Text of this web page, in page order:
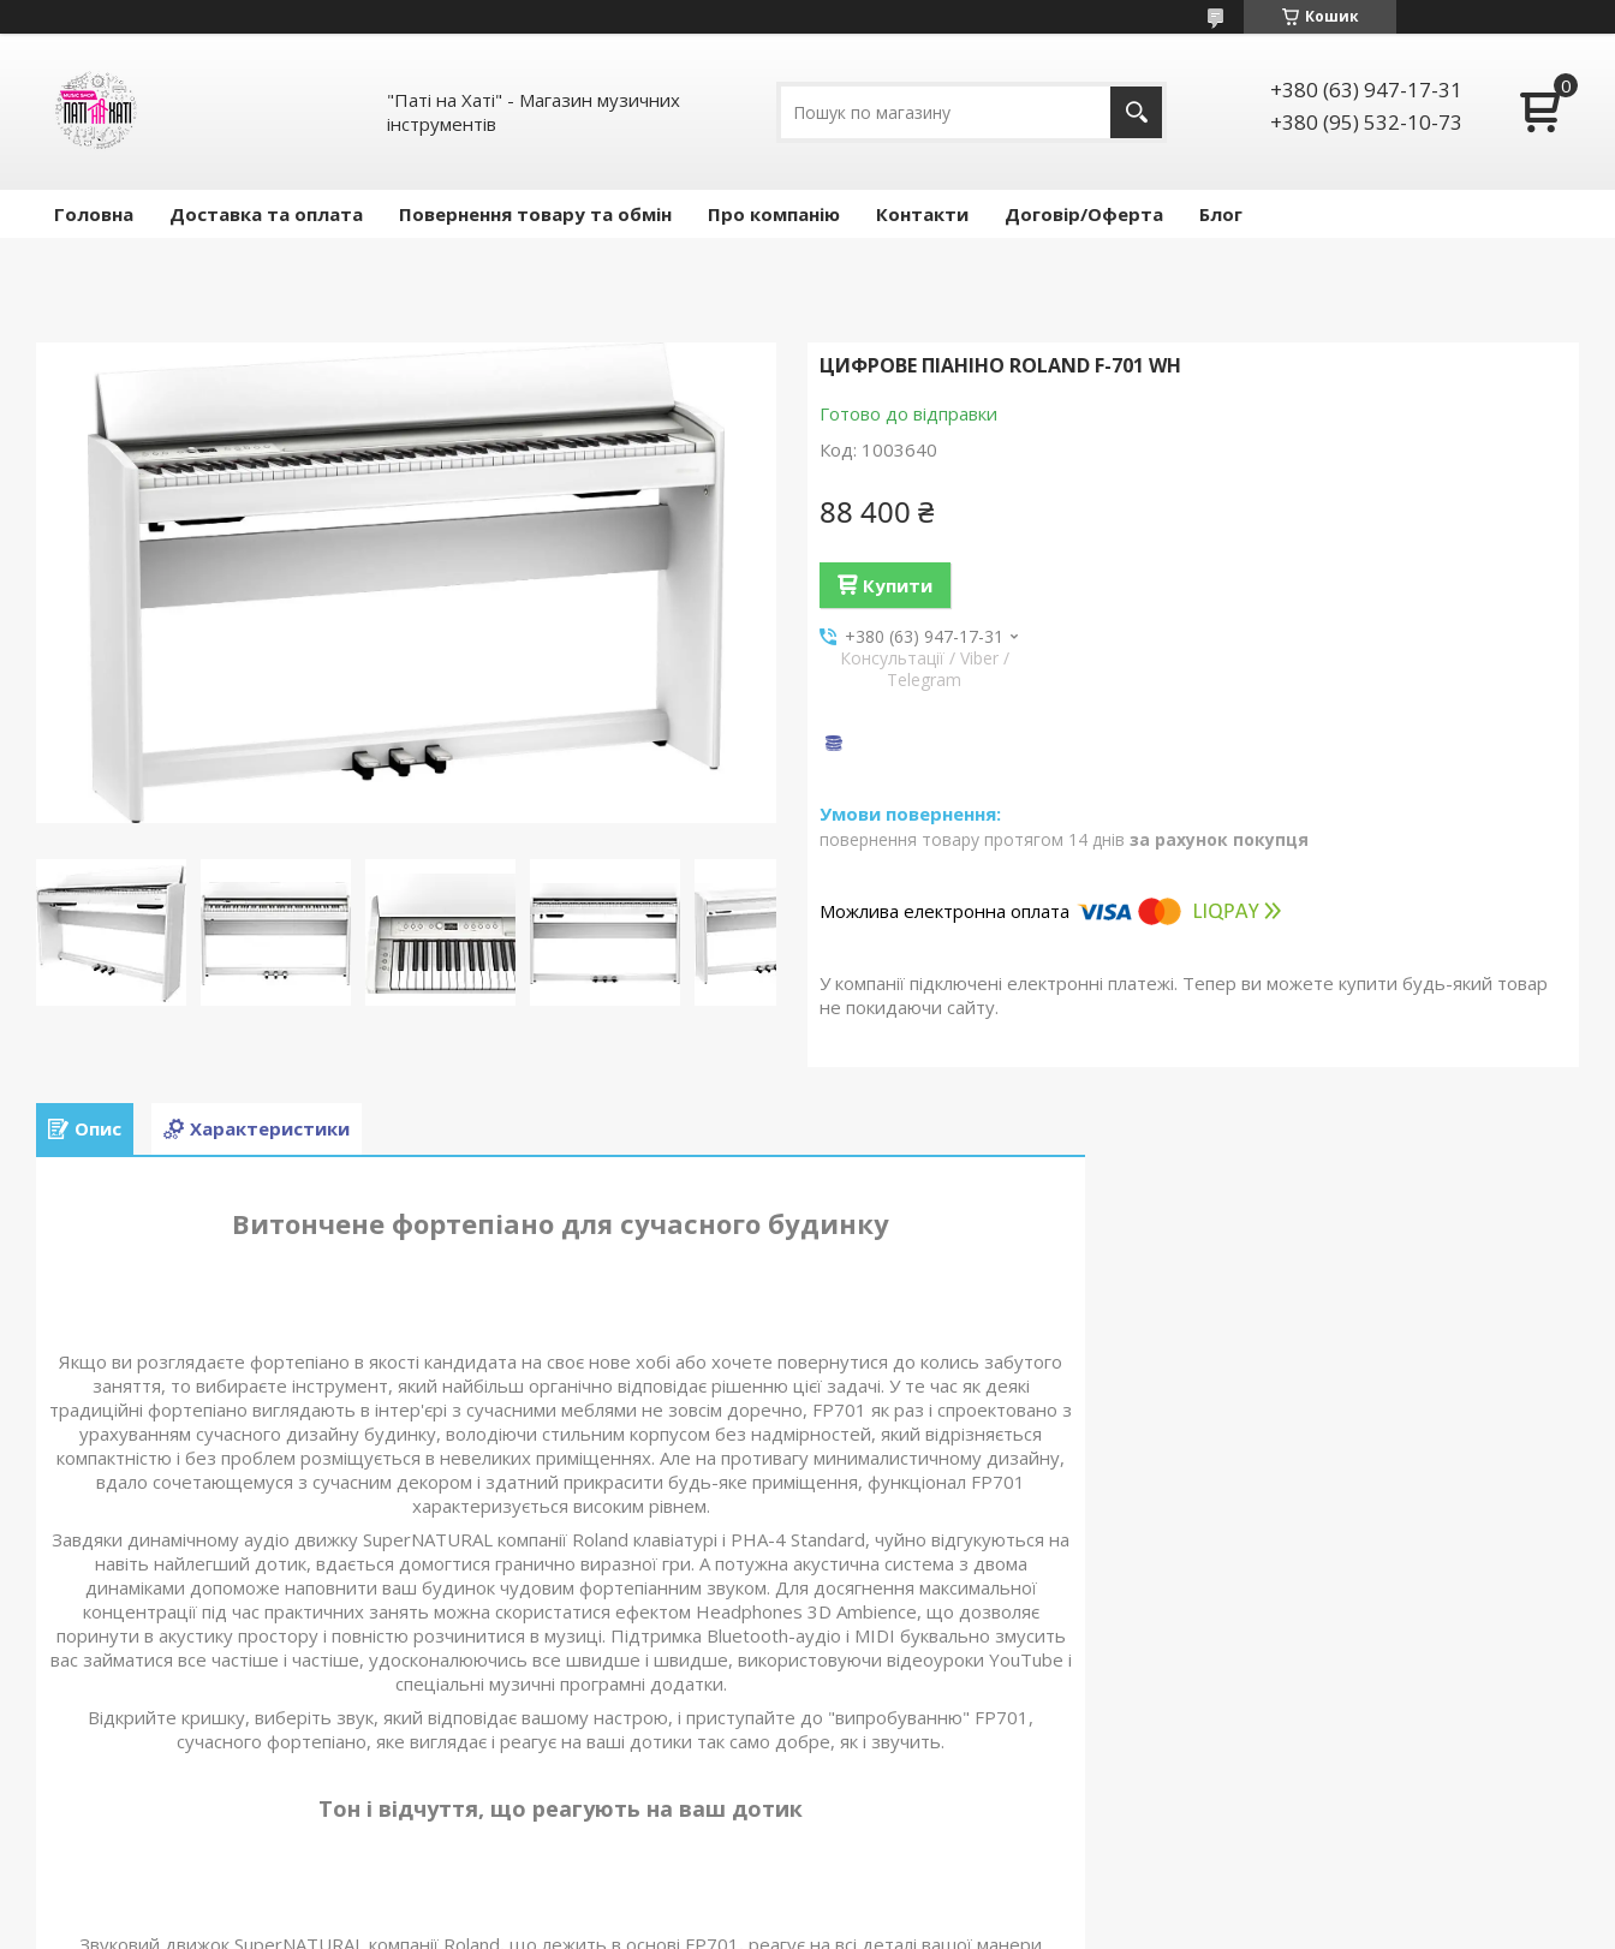
Кошик
"Паті на Хаті" - Магазин музичних
інструментів
+380 (63) 947-17-31
+380 (95) 532-10-73
Головна Доставка та оплата Повернення товару та обмін Про компанію Контакти Договір/Оферта Блог
ЦИФРОВЕ ПІАНІНО ROLAND F-701 WH
Готово до відправки
Код: 1003640
88 400 ₴
Купити
+380 (63) 947-17-31
Консультації / Viber /
Telegram
повернення товару протягом 14 днів за рахунок покупця
У компанії підключені електронні платежі. Тепер ви можете купити будь-який товар
не покидаючи сайту.
Опис Характеристики
Витончене фортепіано для сучасного будинку
Якщо ви розглядаєте фортепіано в якості кандидата на своє нове хобі або хочете повернутися до колись забутого
заняття, то вибираєте інструмент, який найбільш органічно відповідає рішенню цієї задачі. У те час як деякі
традиційні фортепіано виглядають в інтер'єрі з сучасними меблями не зовсім доречно, FP701 як раз і спроектовано з
урахуванням сучасного дизайну будинку, володіючи стильним корпусом без надмірностей, який відрізняється
компактністю і без проблем розміщується в невеликих приміщеннях. Але на противагу минималистичному дизайну,
вдало сочетающемуся з сучасним декором і здатний прикрасити будь-яке приміщення, функціонал FP701
характеризується високим рівнем.
Завдяки динамічному аудіо движку SuperNATURAL компанії Roland клавіатурі і PHA-4 Standard, чуйно відгукуються на
навіть найлегший дотик, вдається домогтися гранично виразної гри. А потужна акустична система з двома
динаміками допоможе наповнити ваш будинок чудовим фортепіанним звуком. Для досягнення максимальної
концентрації під час практичних занять можна скористатися ефектом Headphones 3D Ambience, що дозволяє
поринути в акустику простору і повністю розчинитися в музиці. Підтримка Bluetooth-аудіо і MIDI буквально змусить
вас займатися все частіше і частіше, удосконалюючись все швидше і швидше, використовуючи відеоуроки YouTube і
спеціальні музичні програмні додатки.
Відкрийте кришку, виберіть звук, який відповідає вашому настрою, і приступайте до "випробуванню" FP701,
сучасного фортепіано, яке виглядає і реагує на ваші дотики так само добре, як і звучить.
Тон і відчуття, що реагують на ваш дотик
Звуковий движок SuperNATURAL компанії Roland, що лежить в основі FP701, реагує на всі деталі вашої манери